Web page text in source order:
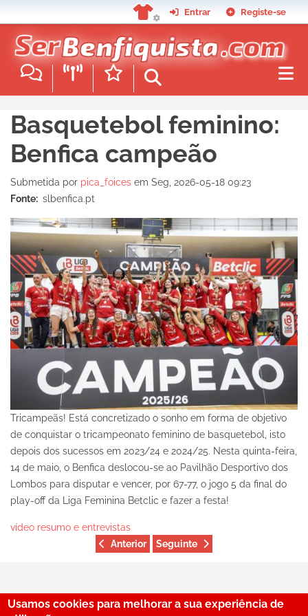
para
conteúdo
principal
Entrar Registe-se
Basquetebol feminino:
Benfica campeão
Submetida por pica_foices em Seg, 2026-05-18 09:23
Fonte
slbenfica.pt
Tricampeãs! Está concretizado o sonho em forma de objetivo
de conquistar o tricampeonato feminino de basquetebol, isto
depois dos sucessos em 2023/24 e 2024/25. Nesta quinta-feira,
14 de maio, o Benfica deslocou-se ao Pavilhão Desportivo dos
Lombos para disputar e vencer, por 67-77, o jogo 5 da final do
play-off da Liga Feminina Betclic e fazer a festa!
vídeo resumo e entrevistas
Anterior
Seguinte
Usamos cookies para melhorar a sua experiência de